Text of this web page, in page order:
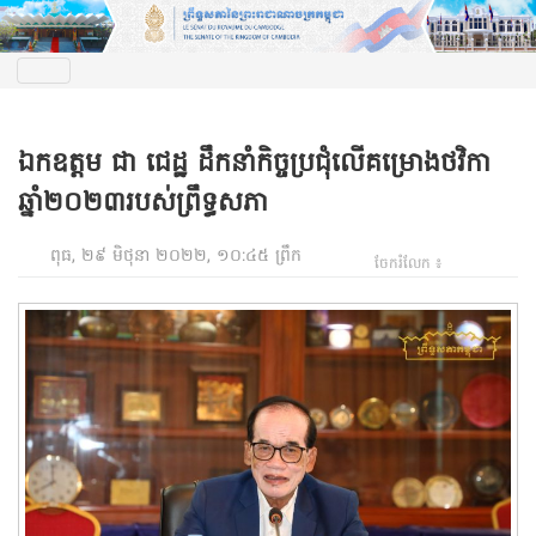
ឯកឧត្តម ជា ជេដ្ឋ ដឹកនាំកិច្ចប្រជុំលើគម្រោងថវិកា
ឆ្នាំ២០២៣របស់ព្រឹទ្ធសភា
ពុធ, ២៩ មិថុនា ២០២២, ១០:៤៥ ព្រឹក ចែករំលែក ៖